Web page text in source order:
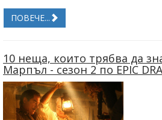
ПОВЕЧЕ...
10 неща, които трябва да
Марпъл - сезон 2 по EPIC